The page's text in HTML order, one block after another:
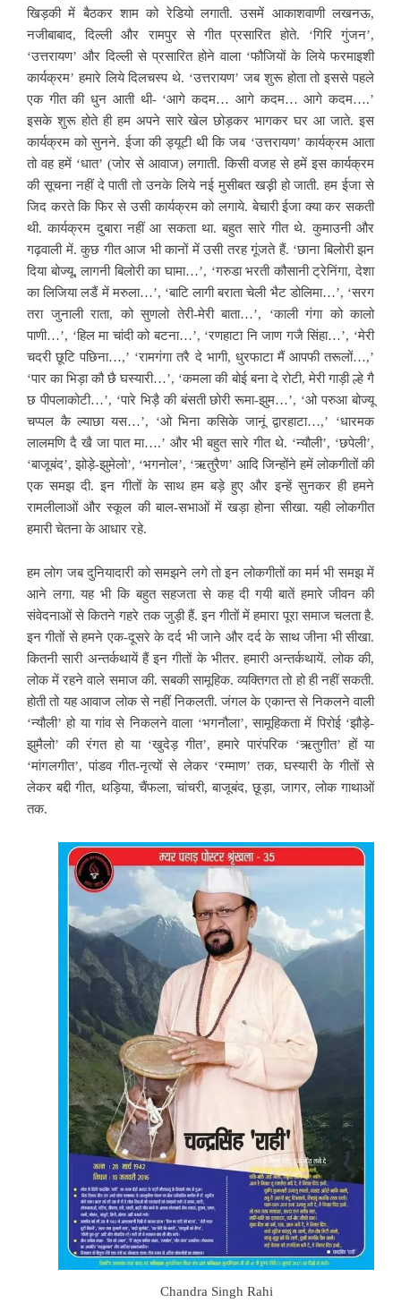
खिड़की में बैठकर शाम को रेडियो लगाती. उसमें आकाशवाणी लखनऊ,
नजीबाबाद, दिल्ली और रामपुर से गीत प्रसारित होते. ‘गिरि गुंजन’,
‘उत्तरायण’ और दिल्ली से प्रसारित होने वाला ‘फौजियों के लिये फरमाइशी
कार्यक्रम’ हमारे लिये दिलचस्प थे. ‘उत्तरायण’ जब शुरू होता तो इससे पहले
एक गीत की धुन आती थी- ‘आगे कदम… आगे कदम… आगे कदम….’
इसके शुरू होते ही हम अपने सारे खेल छोड़कर भागकर घर आ जाते. इस
कार्यक्रम को सुनने. ईजा की ड्यूटी थी कि जब ‘उत्तरायण’ कार्यक्रम आता
तो वह हमें ‘धात’ (जोर से आवाज) लगाती. किसी वजह से हमें इस कार्यक्रम
की सूचना नहीं दे पाती तो उनके लिये नई मुसीबत खड़़ी हो जाती. हम ईजा से
जिद करते कि फिर से उसी कार्यक्रम को लगाये. बेचारी ईजा क्या कर सकती
थी. कार्यक्रम दुबारा नहीं आ सकता था. बहुत सारे गीत थे. कुमाउनी और
गढ़वाली में. कुछ गीत आज भी कानों में उसी तरह गूंजते हैं. ‘छाना बिलोरी झन
दिया बोज्यू, लागनी बिलोरी का घामा…’, ‘गरुडा भरती कौसानी ट्रेनिंगा, देशा
का लिजिया लडैं में मरुला…’, ‘बाटि लागी बराता चेली भैट डोलिमा…’, ‘सरग
तरा जुनाली राता, को सुणलो तेरी-मेरी बाता…’, ‘काली गंगा को कालो
पाणी…’, ‘हिल मा चांदी को बटना…’, ‘रणहाटा नि जाण गजै सिंहा…’, ‘मेरी
चदरी छूटि पछिना…,’ ‘रामगंगा तरै दे भागी, धुरफाटा मैं आपफी तरूलों…,’
‘पार का भिड़ा कौ छै घस्यारी…’, ‘कमला की बोई बना दे रोटी, मेरी गाड़ी ल्हे गै
छ पीपलाकोटी…’, ‘पारे भिड़ै की बंसती छोरी रूमा-झुम…’, ‘ओ परुआ बोज्यू
चप्पल कै ल्याछा यस…’, ‘ओ भिना कसिके जानूं द्वारहाटा…,’ ‘धारमक
लालमणि दै खै जा पात मा….’ और भी बहुत सारे गीत थे. ‘न्यौली’, ‘छपेली’,
‘बाजूबंद’, झोड़े-झुमेलो’, ‘भगनोल’, ‘ऋतुरैण’ आदि जिन्होंने हमें लोकगीतों की
एक समझ दी. इन गीतों के साथ हम बड़े हुए और इन्हें सुनकर ही हमने
रामलीलाओं और स्कूल की बाल-सभाओं में खड़ा होना सीखा. यही लोकगीत
हमारी चेतना के आधार रहे.
हम लोग जब दुनियादारी को समझने लगे तो इन लोकगीतों का मर्म भी समझ में
आने लगा. यह भी कि बहुत सहजता से कह दी गयी बातें हमारे जीवन की
संवेदनाओं से कितने गहरे तक जुड़ी हैं. इन गीतों में हमारा पूरा समाज चलता है.
इन गीतों से हमने एक-दूसरे के दर्द भी जाने और दर्द के साथ जीना भी सीखा.
कितनी सारी अन्तर्कथायें हैं इन गीतों के भीतर. हमारी अन्तर्कथायें. लोक की,
लोक में रहने वाले समाज की. सबकी सामूहिक. व्यक्तिगत तो हो ही नहीं सकती.
होती तो यह आवाज लोक से नहीं निकलती. जंगल के एकान्त से निकलने वाली
‘न्यौली’ हो या गांव से निकलने वाला ‘भगनौला’, सामूहिकता में पिरोई ‘झौड़े-
झुमैलो’ की रंगत हो या ‘खुदेड़ गीत’, हमारे पारंपरिक ‘ऋतुगीत’ हों या
‘मांगलगीत’, पांडव गीत-नृत्यों से लेकर ‘रम्माण’ तक, घस्यारी के गीतों से
लेकर बद्दी गीत, थड़िया, चैंफला, चांचरी, बाजूबंद, छूड़ा, जागर, लोक गाथाओं
तक.
Chandra Singh Rahi